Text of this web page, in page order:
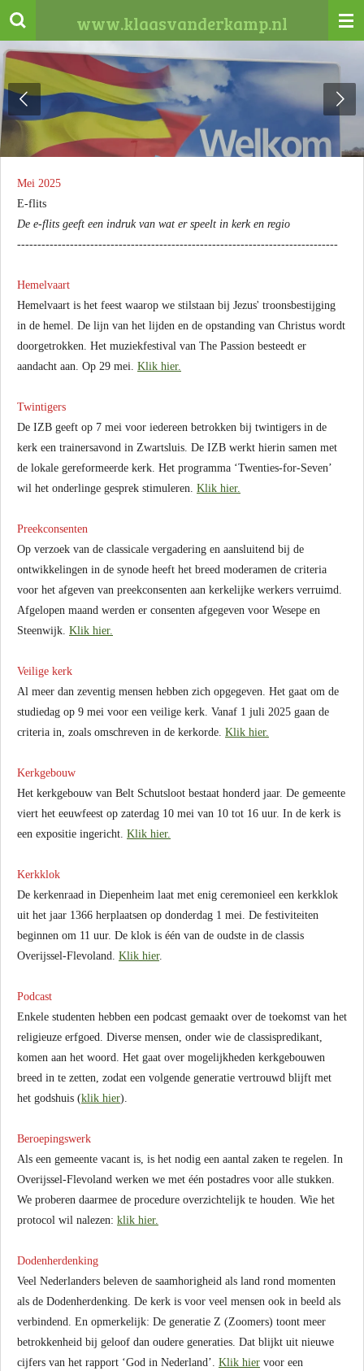
Ga
naar
hoofdinhoud
www.klaasvanderkamp.nl
Mei 2025
E-flits
De e-flits geeft een indruk van wat er speelt in kerk en regio
-------------------------------------------------------------------------------
Hemelvaart
Hemelvaart is het feest waarop we stilstaan bij Jezus' troonsbestijging
in de hemel. De lijn van het lijden en de opstanding van Christus wordt
doorgetrokken. Het muziekfestival van The Passion besteedt er
aandacht aan. Op 29 mei. Klik hier.
Twintigers
De IZB geeft op 7 mei voor iedereen betrokken bij twintigers in de
kerk een trainersavond in Zwartsluis. De IZB werkt hierin samen met
de lokale gereformeerde kerk. Het programma ‘Twenties-for-Seven’
wil het onderlinge gesprek stimuleren. Klik hier.
Preekconsenten
Op verzoek van de classicale vergadering en aansluitend bij de
ontwikkelingen in de synode heeft het breed moderamen de criteria
voor het afgeven van preekconsenten aan kerkelijke werkers verruimd.
Afgelopen maand werden er consenten afgegeven voor Wesepe en
Steenwijk. Klik hier.
Veilige kerk
Al meer dan zeventig mensen hebben zich opgegeven. Het gaat om de
studiedag op 9 mei voor een veilige kerk. Vanaf 1 juli 2025 gaan de
criteria in, zoals omschreven in de kerkorde. Klik hier.
Kerkgebouw
Het kerkgebouw van Belt Schutsloot bestaat honderd jaar. De gemeente
viert het eeuwfeest op zaterdag 10 mei van 10 tot 16 uur. In de kerk is
een expositie ingericht. Klik hier.
Kerkklok
De kerkenraad in Diepenheim laat met enig ceremonieel een kerkklok
uit het jaar 1366 herplaatsen op donderdag 1 mei. De festiviteiten
beginnen om 11 uur. De klok is één van de oudste in de classis
Overijssel-Flevoland. Klik hier.
Podcast
Enkele studenten hebben een podcast gemaakt over de toekomst van het
religieuze erfgoed. Diverse mensen, onder wie de classispredikant,
komen aan het woord. Het gaat over mogelijkheden kerkgebouwen
breed in te zetten, zodat een volgende generatie vertrouwd blijft met
het godshuis (klik hier).
Beroepingswerk
Als een gemeente vacant is, is het nodig een aantal zaken te regelen. In
Overijssel-Flevoland werken we met één postadres voor alle stukken.
We proberen daarmee de procedure overzichtelijk te houden. Wie het
protocol wil nalezen: klik hier.
Dodenherdenking
Veel Nederlanders beleven de saamhorigheid als land rond momenten
als de Dodenherdenking. De kerk is voor veel mensen ook in beeld als
verbindend. En opmerkelijk: De generatie Z (Zoomers) toont meer
betrokkenheid bij geloof dan oudere generaties. Dat blijkt uit nieuwe
cijfers van het rapport ‘God in Nederland’. Klik hier voor een